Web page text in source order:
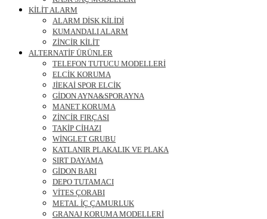
KİLİT ALARM
ALARM DİSK KİLİDİ
KUMANDALI ALARM
ZİNCİR KİLİT
ALTERNATİF ÜRÜNLER
TELEFON TUTUCU MODELLERİ
ELCİK KORUMA
JİEKAİ SPOR ELCİK
GİDON AYNA&SPORAYNA
MANET KORUMA
ZİNCİR FIRÇASI
TAKİP CİHAZI
WİNGLET GRUBU
KATLANIR PLAKALIK VE PLAKA
SIRT DAYAMA
GİDON BARI
DEPO TUTAMACI
VİTES ÇORABI
METAL İÇ ÇAMURLUK
GRANAJ KORUMA MODELLERİ